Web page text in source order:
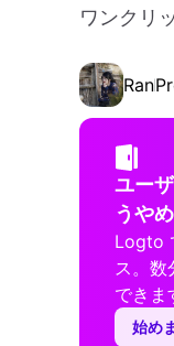
ワンクリ
Ran
ユー
うや
Logto
ス。数
できま
始め